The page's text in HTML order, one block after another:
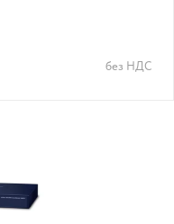
без НДС